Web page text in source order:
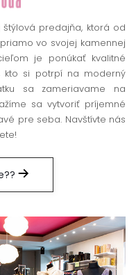
predajňa, ktorá od
vo svojej kamennej
je ponúkať kvalitné
kto si potrpí na moderný
sa zameriavame na
sa vytvoriť príjemné
pre seba. Navštívte nás